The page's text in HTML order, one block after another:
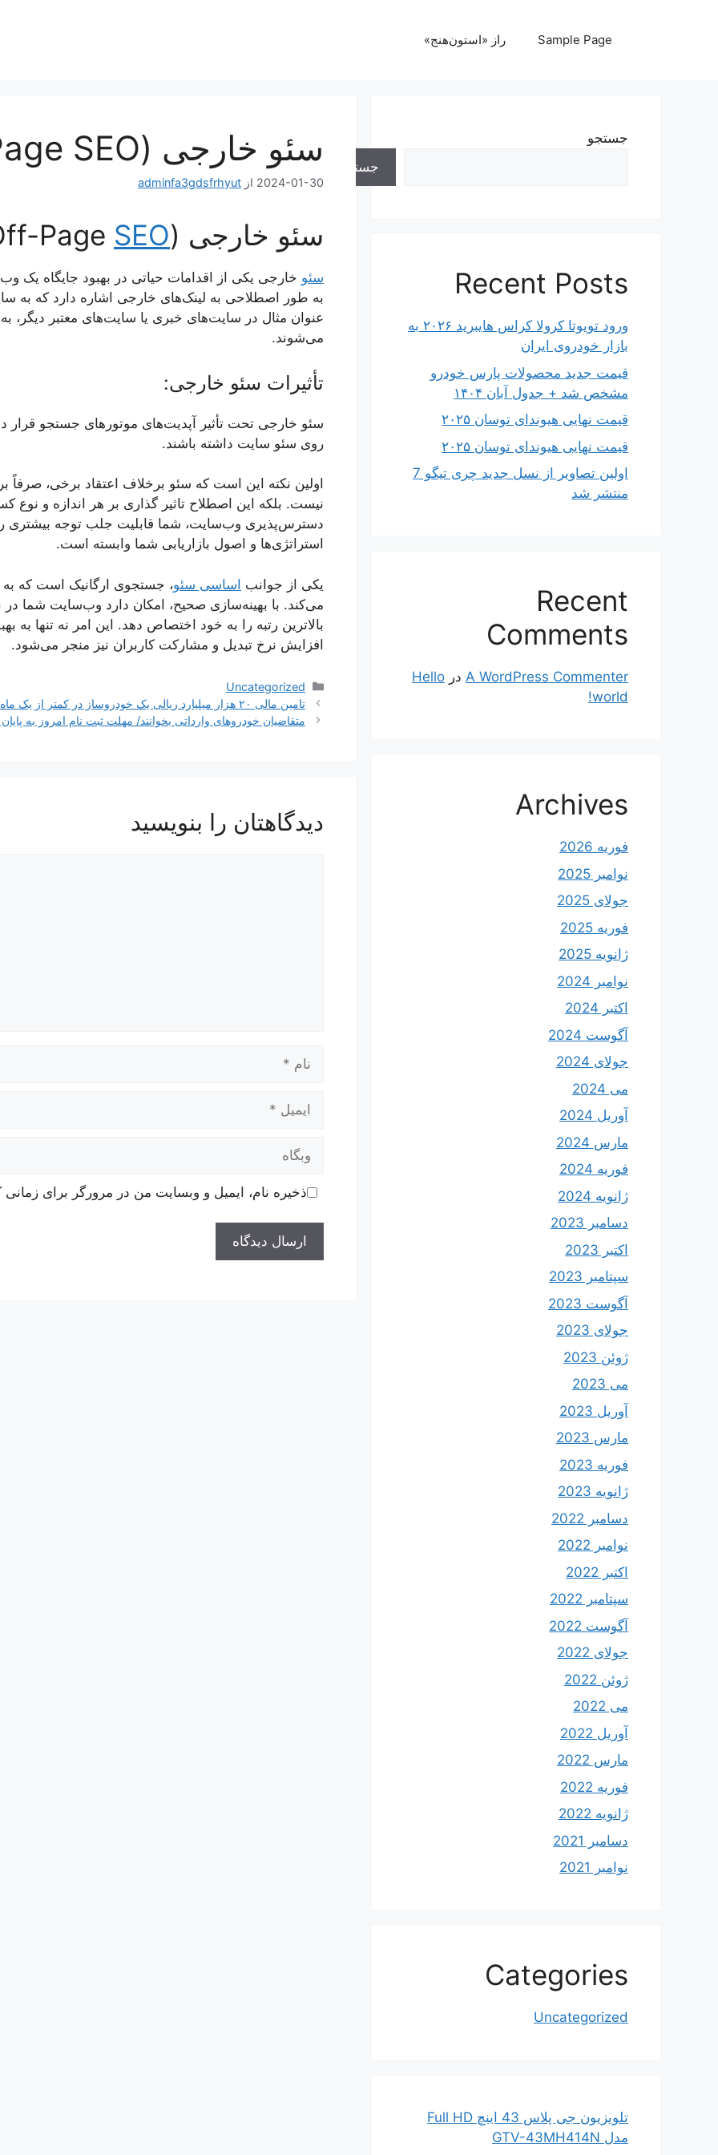
Sample Page راز «استون‌هنج»
سئو خارجی (Off-Page SEO)
2024-01-30 از adminfa3gdsfrhyut
سئو خارجی (Off-PageSEO
سئو خارجی یکی از اقدامات حیاتی در بهبود جایگاه
به طور اصطلاحی به لینک‌های خارجی اشاره دارد که به
عنوان مثال در سایت‌های خبری یا سایت‌های معتبر دیگر،
می‌شوند.
تأثیرات سئو خارجی:
سئو خارجی تحت تأثیر آپدیت‌های موتورهای جستجو قرار
روی سئو سایت داشته باشند.
اولین نکته این است که سئو برخلاف اعتقاد برخی،
نیست. بلکه این اصطلاح تاثیر گذاری بر هر اندازه و
دسترس‌پذیری وب‌سایت، شما قابلیت جلب توجه بیشتری را
استراتژی‌ها و اصول بازاریابی شما وابسته است.
یکی از جوانب اساسی سئو، جستجوی ارگانیک است که
می‌کند. با بهینه‌سازی صحیح، امکان دارد وب‌سایت شما
بالاترین رتبه را به خود اختصاص دهد. این امر نه تنها
افزایش نرخ تبدیل و مشارکت کاربران نیز منجر می‌شود.
دسته‌ها
Uncategorized
ناوبری
نوشته‌ها
تامین مالی ۲۰ هزار میلیارد ریالی یک خودروساز در کمتر از یک ماه
متقاضیان خودروهای وارداتی بخوانند/ مهلت ثبت نام امروز به
دیدگاهتان را بنویسید
وبگاه
ذخیره نام، ایمیل و وبسایت من در مرورگر برای
جستجو
جستجو
Recent Posts
ورود تویوتا کرولا کراس هایبرید ۲۰۲۶ به
بازار خودروی ایران
قیمت جدید محصولات پارس خودرو
مشخص شد + جدول آبان ۱۴۰۴
قیمت نهایی هیوندای توسان ۲۰۲۵
قیمت نهایی هیوندای توسان ۲۰۲۵
اولین تصاویر از نسل جدید چری تیگو 7
منتشر شد
Recent
Comments
A WordPress Commenter در Hello
world!
Archives
فوریه 2026
نوامبر 2025
جولای 2025
فوریه 2025
ژانویه 2025
نوامبر 2024
اکتبر 2024
آگوست 2024
جولای 2024
می 2024
آوریل 2024
مارس 2024
فوریه 2024
ژانویه 2024
دسامبر 2023
اکتبر 2023
سپتامبر 2023
آگوست 2023
جولای 2023
ژوئن 2023
می 2023
آوریل 2023
مارس 2023
فوریه 2023
ژانویه 2023
دسامبر 2022
نوامبر 2022
اکتبر 2022
سپتامبر 2022
آگوست 2022
جولای 2022
ژوئن 2022
می 2022
آوریل 2022
مارس 2022
فوریه 2022
ژانویه 2022
دسامبر 2021
نوامبر 2021
Categories
Uncategorized
تلویزیون جی پلاس 43 اینچ Full HD
مدل GTV-43MH414N